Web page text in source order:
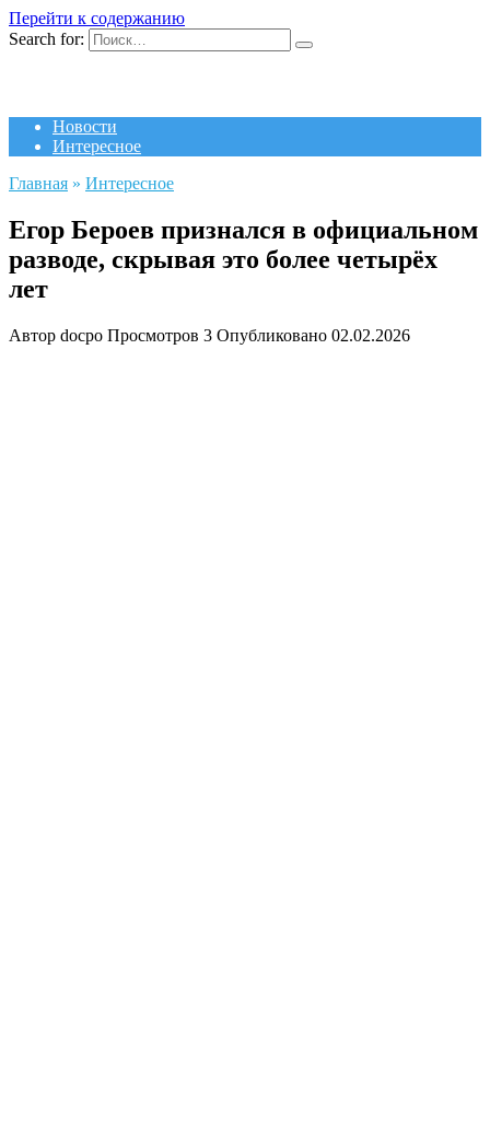
Перейти к содержанию
Search for:
Новости
Интересное
Главная » Интересное
Егор Бероев признался в официальном
разводе, скрывая это более четырёх
лет
Автор docpo Просмотров 3 Опубликовано 02.02.2026